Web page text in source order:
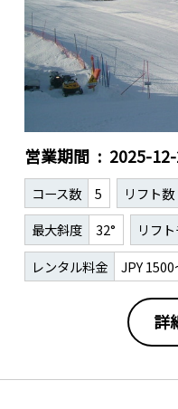
営業期間 2025-
コース数 5 リフト数
最大斜度
32° リフ
レンタル料金
JPY 1500
詳